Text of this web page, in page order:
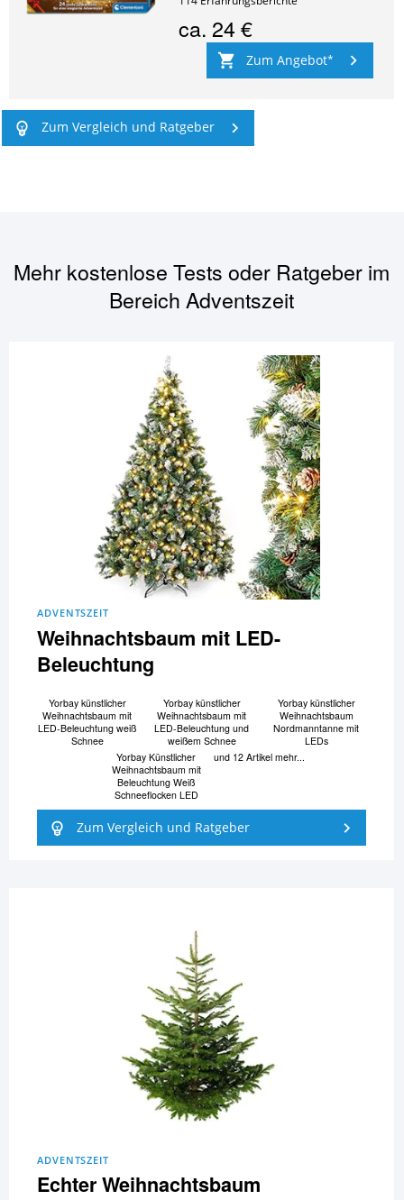
ca.24 €
Zum Angebot
Zum Vergleich und Ratgeber
Mehr kostenlose Tests oder Ratgeber im
Bereich Adventszeit
ADVENTSZEIT
Weihnachtsbaum mit LED-
Beleuchtung
Yorbay künstlicher
Weihnachtsbaum mit
LED-Beleuchtung weiß
Schnee
Yorbay künstlicher
Weihnachtsbaum mit
LED-Beleuchtung und
weißem Schnee
Yorbay künstlicher
Weihnachtsbaum
Nordmanntanne mit
LEDs
Yorbay Künstlicher
Weihnachtsbaum mit
Beleuchtung Weiß
Schneeflocken LED
und 12 Artikel mehr...
Zum Vergleich und Ratgeber
ADVENTSZEIT
Echter Weihnachtsbaum